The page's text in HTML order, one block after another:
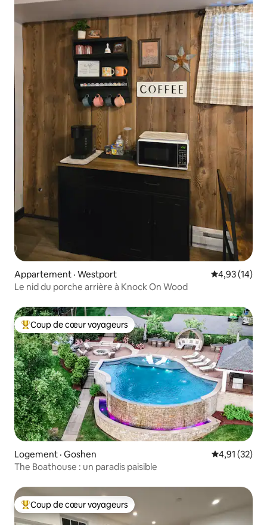
Appartement · Westport Note
4,93 (14)
Le nid du porche arrière à Knock On Wood
Coup de cœur voyageurs parmi les plus aimés
Coup de cœur voyageurs
Logement · Goshen Note
4,91 (32)
The Boathouse : un paradis paisible
Coup de cœur voyageurs parmi les plus aimés
Coup de cœur voyageurs